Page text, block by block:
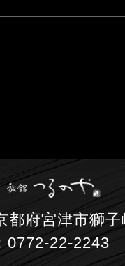
府宮津市獅子
0772-22-2243